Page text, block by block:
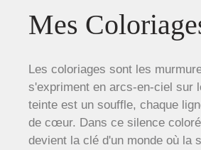
Mes
Les coloriages sont les
s'expriment en arcs-en-ciel sur
teinte est un souffle, chaque
de cœur. Dans ce silence
devient la clé d'un monde où la